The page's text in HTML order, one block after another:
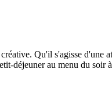
Qu'il s'agisse d'une
déjeuner au menu du soir